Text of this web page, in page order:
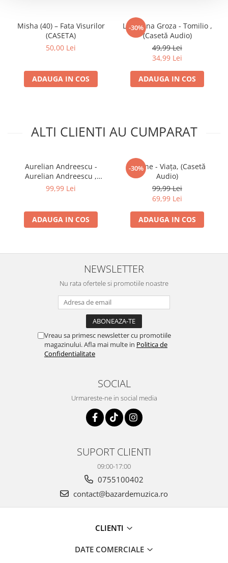
Misha (40) – Fata Visurilor
(CASETA)
50,00 Lei
ADAUGA IN COS
-30%
Loredana Groza - Tomilio ,
(Casetă Audio)
49,99 Lei
34,99 Lei
ADAUGA IN COS
ALTI CLIENTI AU CUMPARAT
Aurelian Andreescu -
Aurelian Andreescu ,
(Casetă Audio)
99,99 Lei
ADAUGA IN COS
-30%
Hotline - Viața, (Casetă
Audio)
99,99 Lei
69,99 Lei
ADAUGA IN COS
NEWSLETTER
Nu rata ofertele si promotiile noastre
Vreau sa primesc newsletter cu promotiile
magazinului. Afla mai multe in Politica de
Confidentialitate
SOCIAL
Urmareste-ne in social media
SUPORT CLIENTI
09:00-17:00
0755100402
contact@bazardemuzica.ro
CLIENTI
DATE COMERCIALE